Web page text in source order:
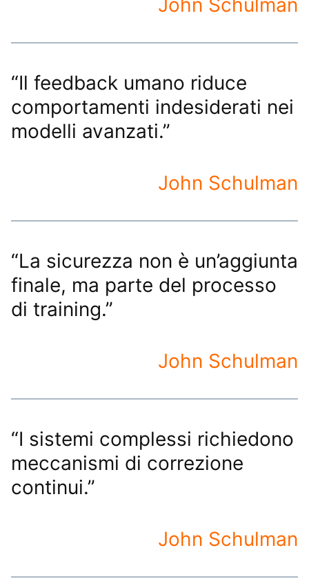
John Schulman
“Il feedback umano riduce
comportamenti indesiderati nei
modelli avanzati.”
John Schulman
“La sicurezza non è un’aggiunta
finale, ma parte del processo
di training.”
John Schulman
“I sistemi complessi richiedono
meccanismi di correzione
continui.”
John Schulman